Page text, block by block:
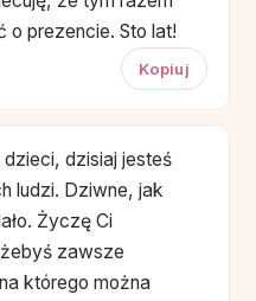
o prezencie. Sto lat!
Kopiuj
dzisiaj jesteś
ludzi. Dziwne, jak
Życzę Ci
zawsze
którego można